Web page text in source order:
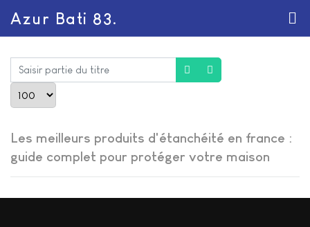
Azur Bati 83.
Saisir partie du titre
Les meilleurs produits d'étanchéité en france :
guide complet pour protéger votre maison